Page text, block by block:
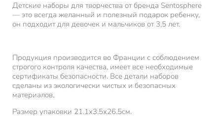
Детские наборы для творчества от бренда Sentosphere
— это всегда желанный и полезный подарок ребенку,
он подходит для девочек и мальчиков от 3,5 лет.
Продукция производится во Франции с соблюдением
строгого контроля качества, имеет все необходимые
сертификаты безопасности. Все детали наборов
сделаны из экологически чистых и безопасных
материалов.
Размер упаковки 21.1х3.5х26.5см.